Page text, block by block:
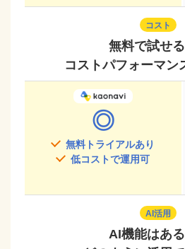
コスト
無料で試せ
コストパフォーマン
◎
無料トライアルあり
低コストで運用可
AI活用
AI機能はあ